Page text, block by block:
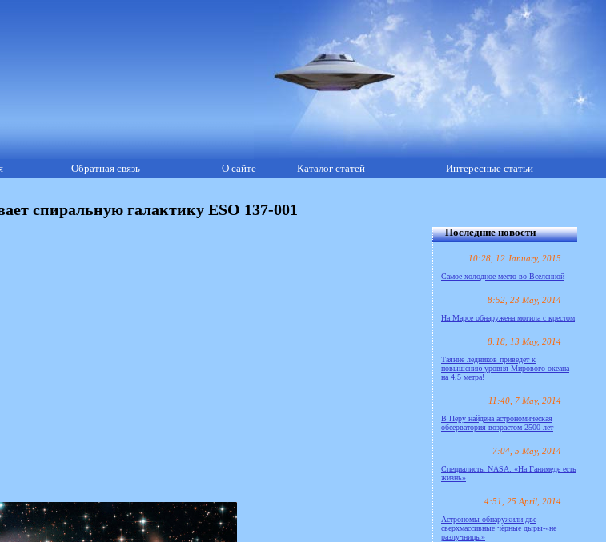
Обратная связь О сайте Каталог статей Интересные статьи
спиральную галактику ESO 137-001
Последние новости
10:28, 12 January, 2015
Самое холодное место во Вселенной
8:52, 23 May, 2014
На Марсе обнаружена могила с крестом
8:18, 13 May, 2014
Таяние ледников приведёт к
повышению уровня Мирового океана
на 4,5 метра!
11:40, 7 May, 2014
В Перу найдена астрономическая
обсерватория возрастом 2500 лет
7:04, 5 May, 2014
Специалисты NASA: «На Ганимеде есть
жизнь»
4:51, 25 April, 2014
Астрономы обнаружили две
сверхмассивные чёрные дыры-«не
разлучницы»